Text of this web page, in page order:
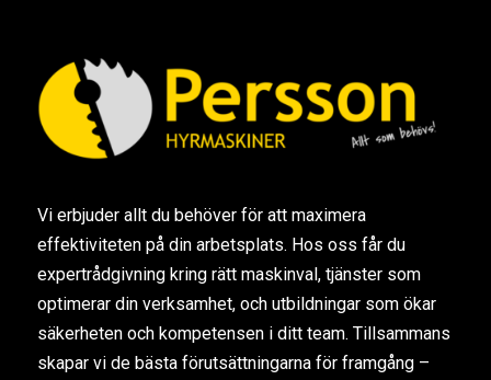
Vi erbjuder allt du behöver för att maximera
effektiviteten på din arbetsplats. Hos oss får du
expertrådgivning kring rätt maskinval, tjänster som
optimerar din verksamhet, och utbildningar som ökar
säkerheten och kompetensen i ditt team. Tillsammans
skapar vi de bästa förutsättningarna för framgång –